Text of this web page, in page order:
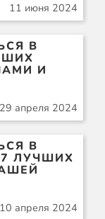
11 июня 2024
В
И
29 апреля 2024
В
ЛУЧШИХ
10 апреля 2024